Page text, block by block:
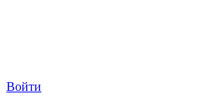
Войти